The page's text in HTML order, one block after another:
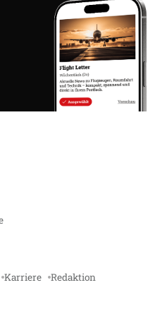
Karriere Redaktion